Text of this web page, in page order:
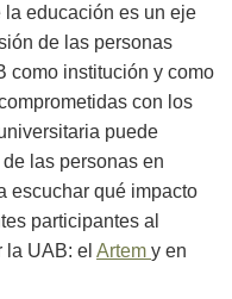
educación es un eje
de las personas
como institución y como
con los
puede
las personas en
escuchar qué impacto
participantes al
la UAB: el Artem y en